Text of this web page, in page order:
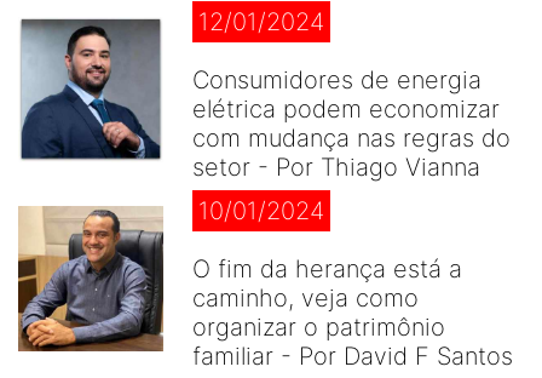
12/01/2024
Consumidores de energia
elétrica podem economizar
com mudança nas regras do
setor - Por Thiago Vianna
10/01/2024
O fim da herança está a
caminho, veja como
organizar o patrimônio
familiar - Por David F Santos